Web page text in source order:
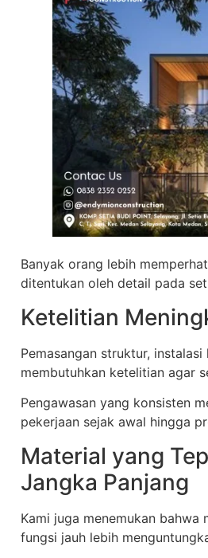
Banyak orang lebih
ditentukan oleh detail pada
Ketelitian
Pemasangan struktur,
membutuhkan ketelitian agar
Pengawasan yang konsisten
pekerjaan sejak awal hingga
Material yang
Jangka Panjang
Kami juga menemukan
fungsi jauh lebih